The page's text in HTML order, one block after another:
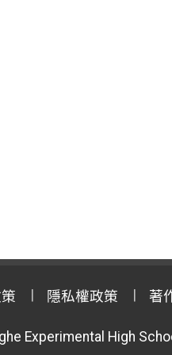
隱私權政策 著
Experimental High